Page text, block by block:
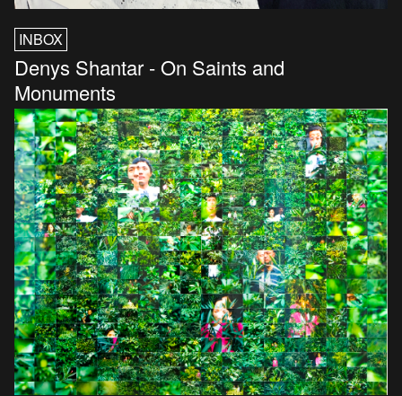
INBOX
Denys Shantar - On Saints and
Monuments